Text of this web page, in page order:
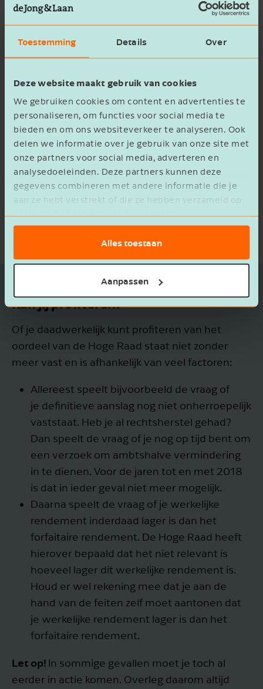
Toestemming Details Over
Deze website maakt gebruik van cookies
We gebruiken cookies om content en advertenties te
personaliseren, om functies voor social media te
bieden en om ons websiteverkeer te analyseren. Ook
delen we informatie over je gebruik van onze site met
onze partners voor social media, adverteren en
analysedoeleinden. Deze partners kunnen deze
gegevens combineren met andere informatie die je
aan ze hebt verstrekt of die ze hebben verzameld op
basis van het gebruik van hun services.
Alles toestaan
Aanpassen
van de groene beleggingen een vrijstelling van
In principe geen rentevergoeding bij
rechtsherstel
Bij de Hoge Raad lag ook nog de vraag voor of
een belastingplichtige recht heeft op
rentevergoeding als hij rechtsherstel, en dus
een teruggaaf, voor box 3 krijgt. De Hoge Raad
oordeelt dat dit in principe niet het geval is. Dit
kan alleen anders zijn als, bij berekening van de
wettelijke rente over de belastingvermindering,
deze wettelijke rente hoger is dan de
Kan jij profiteren?
Of je daadwerkelijk kunt profiteren van het
oordeel van de Hoge Raad staat niet zonder
meer vast en is afhankelijk van veel factoren:
Allereest speelt bijvoorbeeld de vraag of
je definitieve aanslag nog niet onherroepelijk
vaststaat. Heb je al rechtsherstel gehad?
Dan speelt de vraag of je nog op tijd bent om
een verzoek om ambtshalve vermindering
in te dienen. Voor de jaren tot en met 2018
is dat in ieder geval niet meer mogelijk.
Daarna speelt de vraag of je werkelijke
rendement inderdaad lager is dan het
forfaitaire rendement. De Hoge Raad heeft
hierover bepaald dat het niet relevant is
hoeveel lager dit werkelijke rendement is.
Houd er wel rekening mee dat je aan de
hand van de feiten zelf moet aantonen dat
je werkelijke rendement lager is dan het
forfaitaire rendement.
Let op! In sommige gevallen moet je toch al
eerder in actie komen. Overleg daarom altijd